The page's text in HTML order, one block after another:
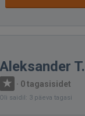
Aleksander T.
· 0 tagasisidet
Oli saidil: 3 päeva tagasi